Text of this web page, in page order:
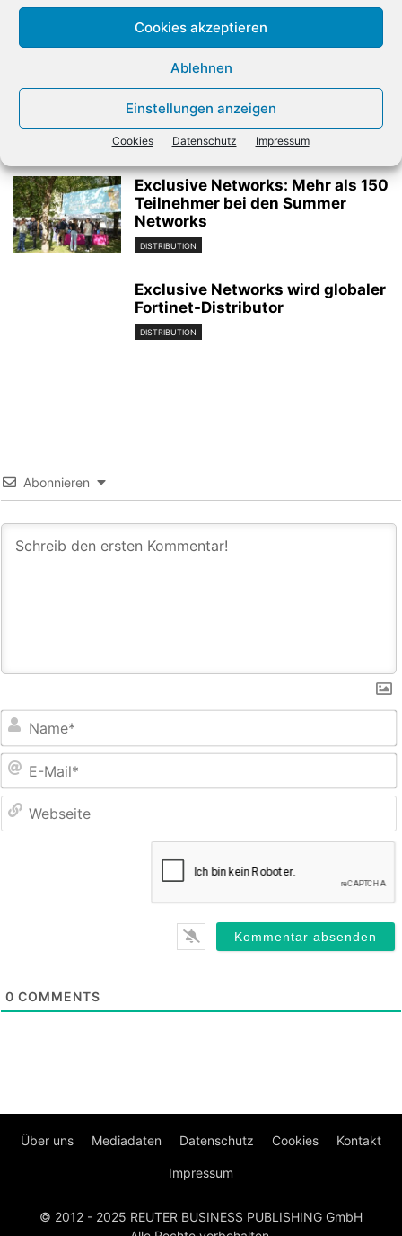
Cookies akzeptieren
Ablehnen
Einstellungen anzeigen
Cookies Datenschutz Impressum
Verwandte Artikel
des Lenovo-Geschäfts
Exclusive Networks: Mehr als 150
Teilnehmer bei den Summer
Networks
DISTRIBUTION
Exclusive Networks wird globaler
Fortinet-Distributor
DISTRIBUTION
Abonnieren
0 COMMENTS
Über uns Mediadaten Datenschutz Cookies Kontakt
Impressum
© 2012 - 2025 REUTER BUSINESS PUBLISHING GmbH